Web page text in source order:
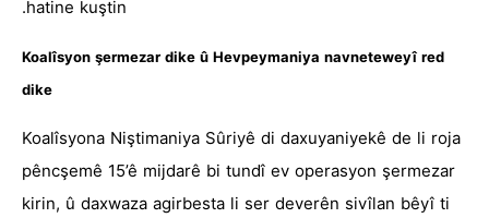
hatine kuştin.
Koalîsyon şermezar dike û Hevpeymaniya navneteweyî red
dike
Koalîsyona Niştimaniya Sûriyê di daxuyaniyekê de li roja
pêncşemê 15’ê mijdarê bi tundî ev operasyon şermezar
kirin, û daxwaza agirbesta li ser deverên sivîlan bêyî ti